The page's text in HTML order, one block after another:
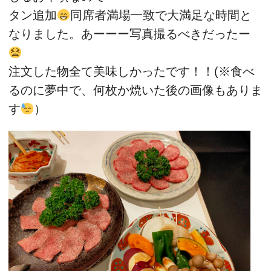
タン追加
同席者満場一致で大満足な時間と
なりました。あーーー写真撮るべきだったー
注文した物全て美味しかったです！！(※食べ
るのに夢中で、何枚か焼いた後の画像もありま
す
）